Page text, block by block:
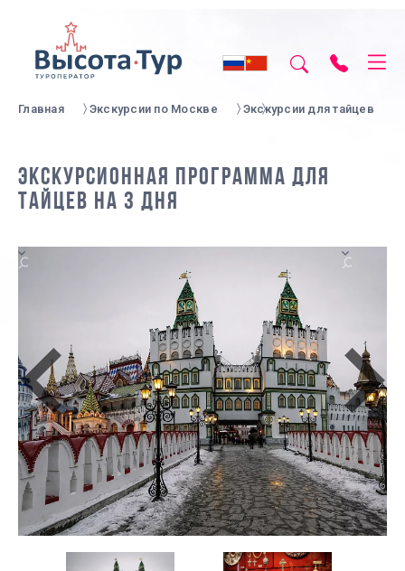
Главная Экскурсии по Москве Экскурсии для тайцев
ЭКСКУРСИОННАЯ ПРОГРАММА ДЛЯ
ТАЙЦЕВ НА 3 ДНЯ